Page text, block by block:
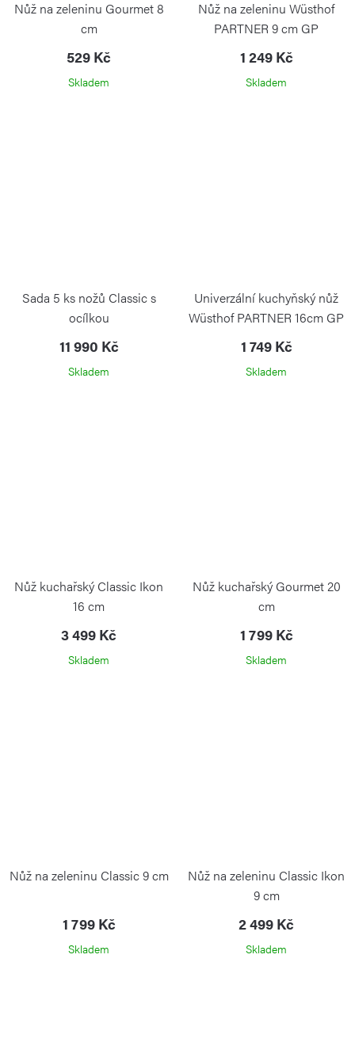
Nůž na zeleninu Gourmet 8
cm
529 Kč
Skladem
Nůž na zeleninu Wüsthof
PARTNER 9 cm GP
WÜSTHOF
1 249 Kč
Skladem
Sada 5 ks nožů Classic s
ocílkou
11 990 Kč
Skladem
Univerzální kuchyňský nůž
Wüsthof PARTNER 16cm GP
WÜSTHOF
1 749 Kč
Skladem
Nůž kuchařský Classic Ikon
16 cm
3 499 Kč
Skladem
Nůž kuchařský Gourmet 20
cm
1 799 Kč
Skladem
Nůž na zeleninu Classic 9 cm
1 799 Kč
Skladem
Nůž na zeleninu Classic Ikon
9 cm
2 499 Kč
Skladem